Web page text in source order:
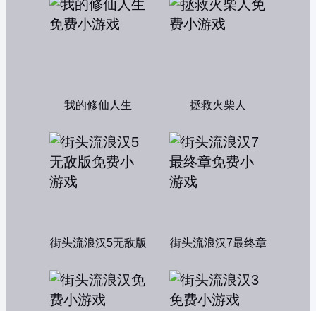
我的修仙人生 拯救火柴人
街头流浪汉5无敌版 街头流浪汉7最终章